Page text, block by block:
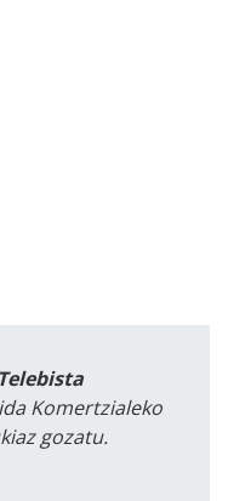
Komertzialeko
gozatu.